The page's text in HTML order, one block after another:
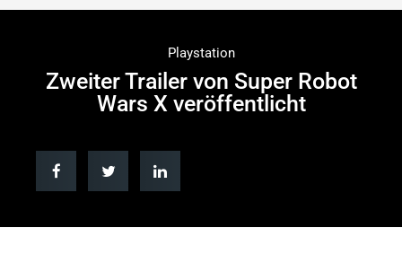
Playstation
Zweiter Trailer von Super Robot
Wars X veröffentlicht